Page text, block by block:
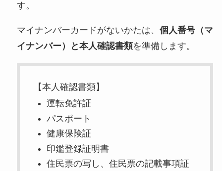
す。
マイナンバーカードがないかたは、 個人番号（マ
イナンバー）と本人確認書類を準備します。
【本人確認書類】
運転免許証
パスポート
健康保険証
印鑑登録証明書
住民票の写し、住民票の記載事項証